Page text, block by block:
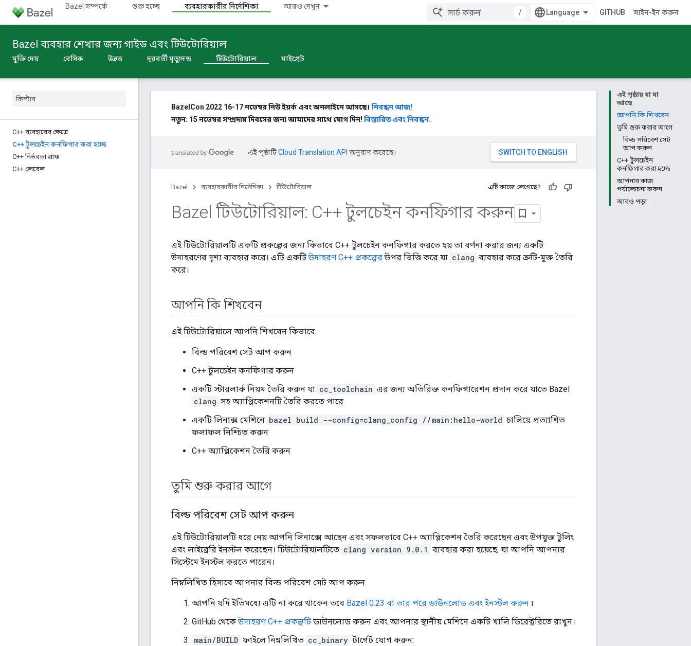
Bazel সম্পর্কে শুরু হচ্ছে ব্যবহারকারীর নির্দেশিকা আরও দেখুন
/ GITHUB সাইন-ইন করুন
Bazel ব্যবহার শেখার জন্য গাইড এবং টিউটোরিয়াল
মুক্তি দেয় বেসিক উন্নত দূরবর্তী মৃত্যুদন্ড টিউটোরিয়াল মাইগ্রেট
C++ ব্যবহারের ক্ষেত্রে
C++ টুলচেইন কনফিগার করা হচ্ছে
C++ নির্ভরতা গ্রাফ
C++ লেবেল
এই পৃষ্ঠায় যা যা
আছে
আপনি কি শিখবেন
তুমি শুরু করার আগে
বিল্ড পরিবেশ সেট
আপ করুন
C++ টুলচেইন
কনফিগার করা হচ্ছে
আপনার কাজ
পর্যালোচনা করুন
আরও পড়া
BazelCon 2022 16-17 নভেম্বর নিউ ইয়র্ক এবং অনলাইনে আসছে। নিবন্ধন আজ!
নতুন: 15 নভেম্বর সম্প্রদায় দিবসের জন্য আমাদের সাথে যোগ দিন! বিস্তারিত এবং নিবন্ধন.
এই পৃষ্ঠাটিCloud Translation API অনুবাদ করেছে।
Bazel ব্যবহারকারীর নির্দেশিকা টিউটোরিয়াল এটি কাজে লেগেছে?
Bazel টিউটোরিয়াল: C++ টুলচেইন কনফিগার করুন
এই টিউটোরিয়ালটি একটি প্রকল্পের জন্য কিভাবে C++ টুলচেইন কনফিগার করতে হয় তা বর্ণনা করার জন্য একটি
উদাহরণের দৃশ্য ব্যবহার করে। এটি একটিউদাহরণ C++ প্রকল্পেরউপর ভিত্তি করে যা clang ব্যবহার করে ত্রুটি-মুক্ত তৈরি
করে।
আপনি কি শিখবেন
এই টিউটোরিয়ালে আপনি শিখবেন কিভাবে:
বিল্ড পরিবেশ সেট আপ করুন
C++ টুলচেইন কনফিগার করুন
একটি স্টারলার্ক নিয়ম তৈরি করুন যা cc_toolchain এর জন্য অতিরিক্ত কনফিগারেশন প্রদান করে যাতে Bazel
clang সহ অ্যাপ্লিকেশনটি তৈরি করতে পারে
একটি লিনাক্স মেশিনে bazel build --config=clang_config //main:hello-world চালিয়ে প্রত্যাশিত
ফলাফল নিশ্চিত করুন
C++ অ্যাপ্লিকেশন তৈরি করুন
তুমি শুরু করার আগে
বিল্ড পরিবেশ সেট আপ করুন
এই টিউটোরিয়ালটি ধরে নেয় আপনি লিনাক্সে আছেন এবং সফলভাবে C++ অ্যাপ্লিকেশন তৈরি করেছেন এবং উপযুক্ত টুলিং
এবং লাইব্রেরি ইনস্টল করেছেন। টিউটোরিয়ালটিতে clang version 9.0.1 ব্যবহার করা হয়েছে, যা আপনি আপনার
সিস্টেমে ইনস্টল করতে পারেন।
নিম্নলিখিত হিসাবে আপনার বিল্ড পরিবেশ সেট আপ করুন:
আপনি যদি ইতিমধ্যে এটি না করে থাকেন তবে Bazel 0.23 বা তার পরে ডাউনলোড এবং ইনস্টল করুন ৷
GitHub থেকেউদাহরণ C++ প্রকল্পটি ডাউনলোড করুন এবং আপনার স্থানীয় মেশিনে একটি খালি ডিরেক্টরিতে রাখুন।
main/BUILD ফাইলে নিম্নলিখিত cc_binary টার্গেট যোগ করুন: